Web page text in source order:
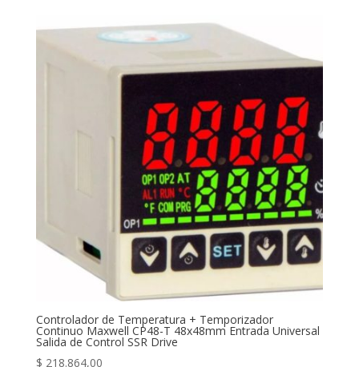
Controlador de Temperatura + Temporizador
Continuo Maxwell CP48-T 48x48mm Entrada Universal
Salida de Control SSR Drive
$ 218.864,00